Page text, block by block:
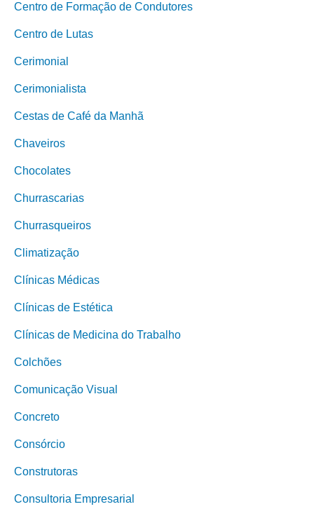
Centro de Formação de Condutores
Centro de Lutas
Cerimonial
Cerimonialista
Cestas de Café da Manhã
Chaveiros
Chocolates
Churrascarias
Churrasqueiros
Climatização
Clínicas Médicas
Clínicas de Estética
Clínicas de Medicina do Trabalho
Colchões
Comunicação Visual
Concreto
Consórcio
Construtoras
Consultoria Empresarial